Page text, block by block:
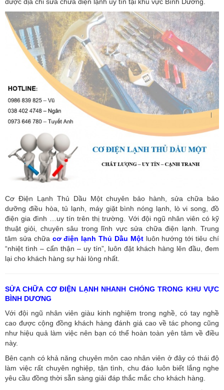
được địa chỉ sửa chữa điện lạnh uy tín tại khu vực Bình Dương.
Cơ Điện Lạnh Thủ Dầu Một chuyên bảo hành, sửa chữa bảo
dưỡng điều hòa, tủ lạnh, máy giặt bình nóng lạnh, lò vi song, đồ
điện gia đình …uy tín trên thị trường. Với đội ngũ nhân viên có kỹ
thuật giỏi, chuyên sâu trong lĩnh vực sửa chữa điện lạnh. Trung
tâm sửa chữa cơ điện lạnh Thủ Dầu Mộtluôn hướng tới tiêu chí
“nhiệt tình – cẩn thận – uy tín”, luôn đặt khách hàng lên đầu, đem
lại cho khách hàng sự hài lòng nhất.
SỬA CHỮA CƠ ĐIỆN LẠNH NHANH CHÓNG TRONG KHU VỰC
BÌNH DƯƠNG
Với đội ngũ nhân viên giàu kinh nghiệm trong nghề, có tay nghề
cao được cộng đồng khách hàng đánh giá cao về tác phong cũng
như hiệu quả làm việc nên bạn có thể hoàn toàn yên tâm về điều
này.
Bên cạnh có khả năng chuyên môn cao nhân viên ở đây có thái độ
làm việc rất chuyên nghiệp, tận tình, chu đáo luôn biết lắng nghe
yêu cầu đồng thời sẵn sàng giải đáp thắc mắc cho khách hàng.